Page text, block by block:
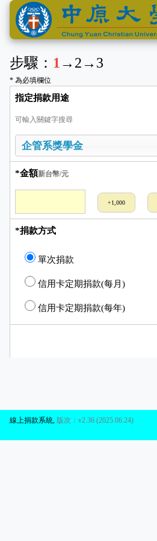
步驟： 1→ 2→ 3
* 為必填欄位
指定捐款用途
可輸入關鍵字搜尋
*金額新台幣/元
+1,000
*捐款方式
單次捐款
信用卡定期捐款(每月)
信用卡定期捐款(每年)
線上捐款系統 版次：v2.36 (2025.06.24)